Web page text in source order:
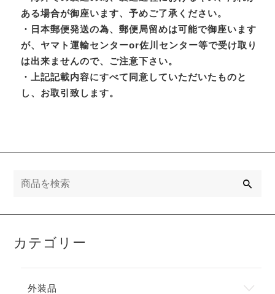
ある場合が御座います、予めご了承ください。
・日本郵便発送の為、郵便局留めは可能で御座います
が、ヤマト運輸センターor佐川センター等で受け取り
は出来ませんので、ご注意下さい。
・上記記載内容にすべて同意していただいたものと
し、お取引致します。
カテゴリー
外装品